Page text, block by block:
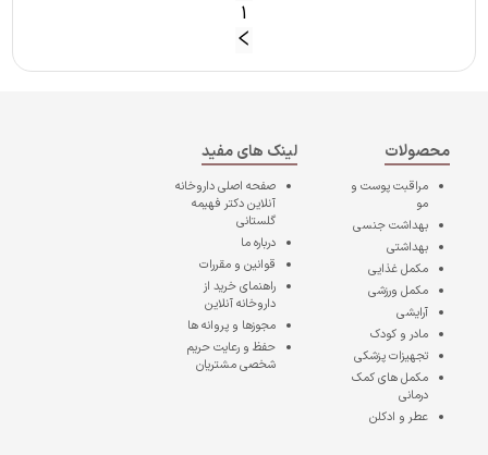
1
محصولات
مراقبت پوست و
مو
بهداشت جنسی
بهداشتی
مکمل غذایی
مکمل ورزشی
آرایشی
مادر و کودک
تجهیزات پزشکی
مکمل های کمک
درمانی
عطر و ادکلن
لینک های مفید
صفحه اصلیداروخانه
آنلاین دکتر فهیمه
گلستانی
درباره ما
قوانین و مقررات
راهنمای خرید از
داروخانه آنلاین
مجوزها و پروانه ها
حفظ و رعایت حریم
شخصی مشتریان